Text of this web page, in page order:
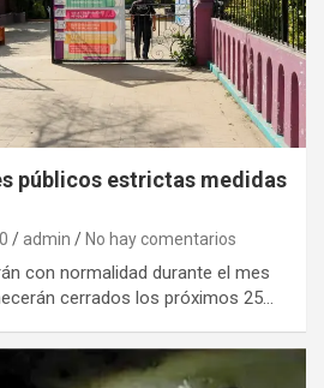
públicos estrictas medidas
admin No hay comentarios
con normalidad durante el mes
cerrados los próximos 25…